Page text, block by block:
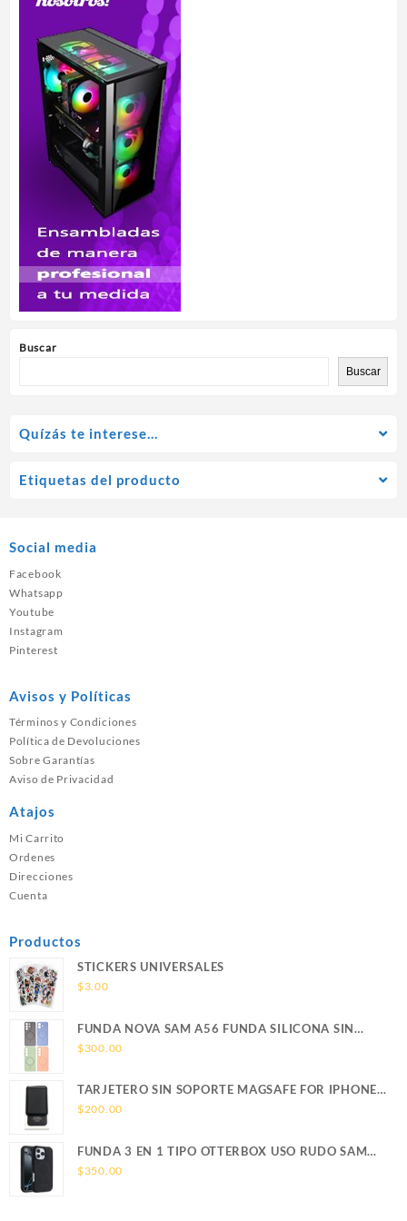
Buscar
Buscar
Quízás te interese…
Etiquetas del producto
Social media
Facebook
Whatsapp
Youtube
Instagram
Pinterest
Avisos y Políticas
Términos y Condiciones
Política de Devoluciones
Sobre Garantías
Aviso de Privacidad
Atajos
Mi Carrito
Ordenes
Direcciones
Cuenta
Productos
STICKERS UNIVERSALES
$3.00
FUNDA NOVA SAM A56 FUNDA SILICONA SIN
SOPORTE MAGNETICO SAMSUNG
$300.00
TARJETERO SIN SOPORTE MAGSAFE FOR IPHONE
LEATHER WALLET MAGSAFE
$200.00
FUNDA 3 EN 1 TIPO OTTERBOX USO RUDO SAM
S26 ULTRA SAMSUNG S26 ULTRA
$350.00